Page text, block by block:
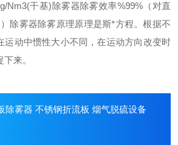
Nm3(干基)除雾器除雾效率%99%（对直
除雾器除雾原理原理是斯*方程。根据不
运动中惯性大小不同，在运动方向改变时
来。
除雾器 不锈钢折流板 烟气脱硫设备